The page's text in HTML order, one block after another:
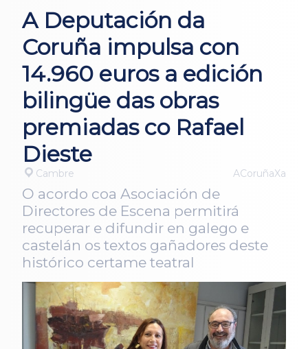
A Deputación da
Coruña impulsa con
14.960 euros a edición
bilingüe das obras
premiadas co Rafael
Dieste
Cambre ACoruñaXa
O acordo coa Asociación de
Directores de Escena permitirá
recuperar e difundir en galego e
castelán os textos gañadores deste
histórico certame teatral